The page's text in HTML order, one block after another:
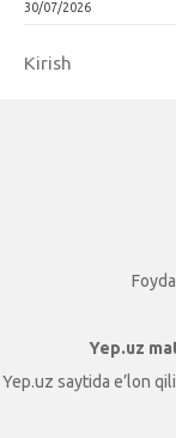
30/07/2026
Kirish
Yep.uz
Yep.uz saytida e’lon